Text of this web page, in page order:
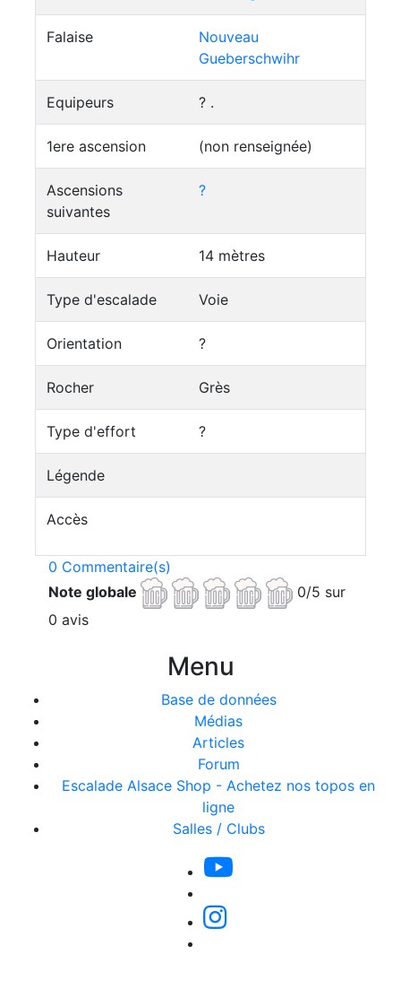
Falaise
Nouveau
Gueberschwihr
Equipeurs ? .
1ere ascension (non renseignée)
Ascensions
suivantes
?
Hauteur 14 mètres
Type d'escalade Voie
Orientation ?
Rocher Grès
Type d'effort ?
Légende
Accès
0 Commentaire(s)
Note globale
0/5 sur
0 avis
Menu
Base de données
Médias
Articles
Forum
Escalade Alsace Shop - Achetez nos topos en
ligne
Salles / Clubs